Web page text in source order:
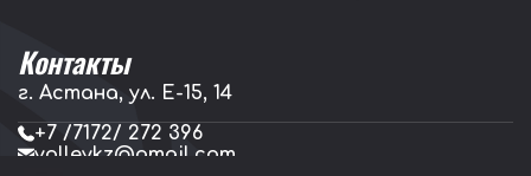
Контакты
г. Астана, ул. E-15, 14
+7 /7172/ 272 396
volleykz@gmail.com